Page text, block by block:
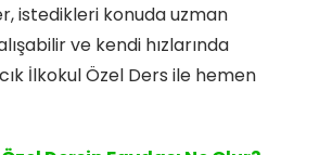
istedikleri konuda uzman
ve kendi hızlarında
İlkokul Özel Ders ile hemen